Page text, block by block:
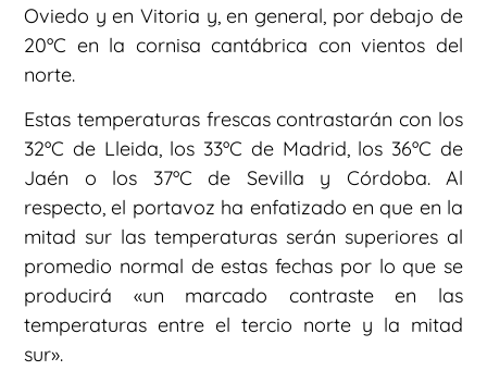
Oviedo y en Vitoria y, en general, por debajo de
20ºC en la cornisa cantábrica con vientos del
norte.
Estas temperaturas frescas contrastarán con los
32ºC de Lleida, los 33ºC de Madrid, los 36ºC de
Jaén o los 37ºC de Sevilla y Córdoba. Al
respecto, el portavoz ha enfatizado en que en la
mitad sur las temperaturas serán superiores al
promedio normal de estas fechas por lo que se
producirá «un marcado contraste en las
temperaturas entre el tercio norte y la mitad
sur».